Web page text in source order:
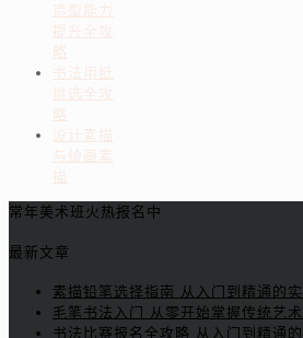
造型能力
提升全攻
略
书法用纸
挑选全攻
略
设计素描
与绘画素
描
常年美术班火热报名中
最新文章
素描铅笔选择指南 从入门到精通的
毛笔书法入门 从零开始掌握传统艺
书法比赛报名全攻略 从入门到精通